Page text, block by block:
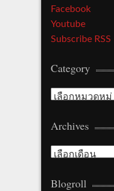
Facebook
Youtube
Subscribe RSS
Category
Category
Archives
Archives
Blogroll